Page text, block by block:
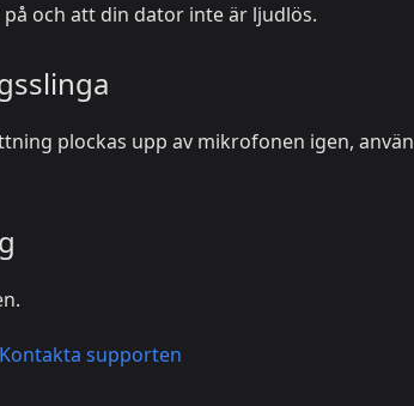
och att din dator inte är ljudlös.
plockas upp av mikrofonen igen,
Kontakta supporten